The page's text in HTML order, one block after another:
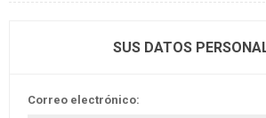
SUS DATOS
Correo electrónico: